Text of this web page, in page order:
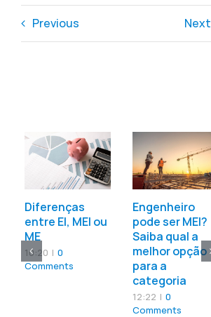
Previous Next
Diferenças
entre EI, MEI ou
ME
10:20 | 0
Comments
Engenheiro
pode ser MEI?
Saiba qual a
melhor opção
para a
categoria
12:22 | 0
Comments